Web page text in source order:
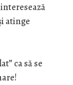
atinge
ca să se